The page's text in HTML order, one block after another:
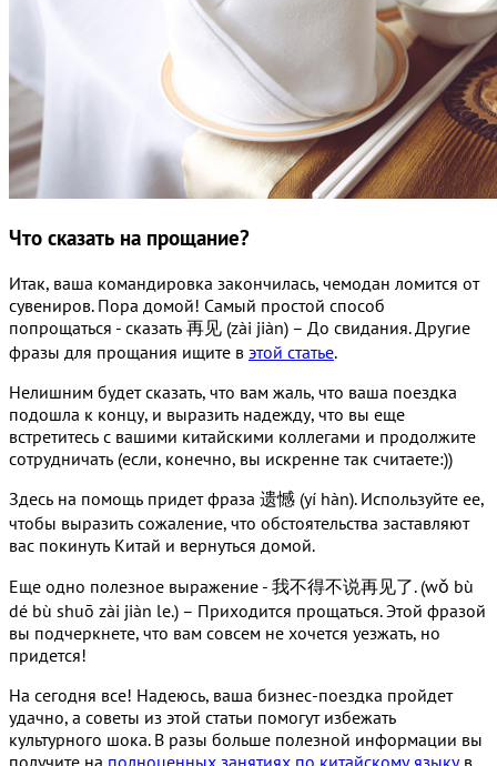
Что сказать на прощание?
Итак, ваша командировка закончилась, чемодан ломится от
сувениров. Пора домой! Самый простой способ
попрощаться - сказать 再见 (zài jiàn) – До свидания. Другие
фразы для прощания ищите в этой статье.
Нелишним будет сказать, что вам жаль, что ваша поездка
подошла к концу, и выразить надежду, что вы еще
встретитесь с вашими китайскими коллегами и продолжите
сотрудничать (если, конечно, вы искренне так считаете:))
Здесь на помощь придет фраза 遗憾 (yí hàn). Используйте ее,
чтобы выразить сожаление, что обстоятельства заставляют
вас покинуть Китай и вернуться домой.
Еще одно полезное выражение - 我不得不说再见了. (wǒ bù
dé bù shuō zài jiàn le.) – Приходится прощаться. Этой фразой
вы подчеркнете, что вам совсем не хочется уезжать, но
придется!
На сегодня все! Надеюсь, ваша бизнес-поездка пройдет
удачно, а советы из этой статьи помогут избежать
культурного шока. В разы больше полезной информации вы
получите на полноценных занятиях по китайскому языкув